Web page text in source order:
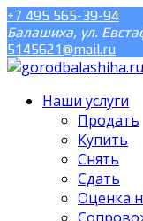
+7 495 565-39-94
Балашиха, ул.
5145621@mail.ru
Наши услуги
Продать
Купить
Снять
Сдать
Оценка